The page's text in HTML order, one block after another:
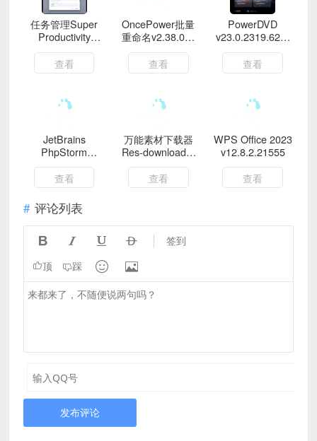
任务管理Super
Productivity
v11.0.3
查看
OncePower批量
重命名v2.38.0绿
色版
查看
PowerDVD
v23.0.2319.62绿
化版
查看
JetBrains
PhpStorm
2025.3.2.0高级版
查看
万能素材下载器
Res-downloader
v3.1.3绿色版
查看
WPS Office 2023
v12.8.2.21555
查看
评论列表
    签到
顶 踩  
发布评论